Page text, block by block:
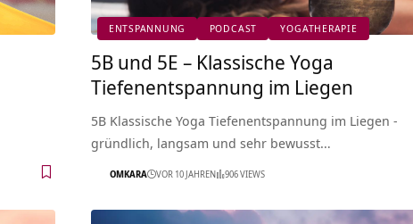
ENTSPANNUNG PODCAST YOGATHERAPIE
5B und 5E – Klassische Yoga
Tiefenentspannung im Liegen
5B Klassische Yoga Tiefenentspannung im Liegen -
gründlich, langsam und sehr bewusst…
OMKARA VOR 10 JAHREN 906 VIEWS